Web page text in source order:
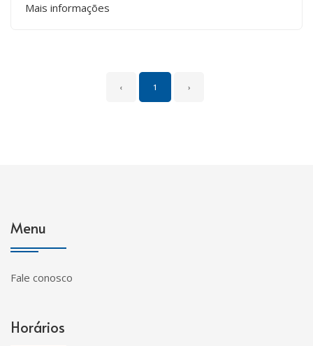
Mais informações
‹ 1 ›
Menu
Fale conosco
Horários